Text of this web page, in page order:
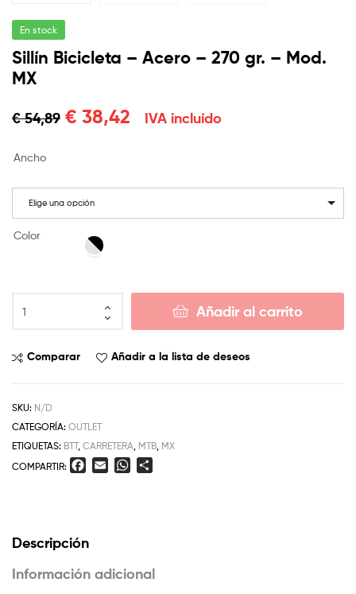
En stock
Sillín Bicicleta – Acero – 270 gr. – Mod.
MX
€54,89 € 38,42 IVA incluído
Ancho
Elige una opción
Color
Añadir al carrito
Comparar Añadir a la lista de deseos
SKU: N/D
CATEGORÍA: OUTLET
ETIQUETAS: BTT, CARRETERA, MTB, MX
COMPARTIR:
o
k
W
p
i
Descripción
Información adicional